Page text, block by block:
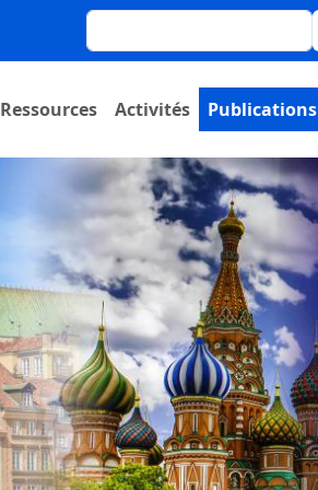
Rechercher
Ressources Activités Publications